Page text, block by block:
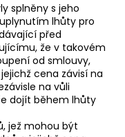
splněny s jeho
lhůty pro
před
že v takovém
od smlouvy,
cena závisí na
na vůli
dojít během lhůty
jež mohou být